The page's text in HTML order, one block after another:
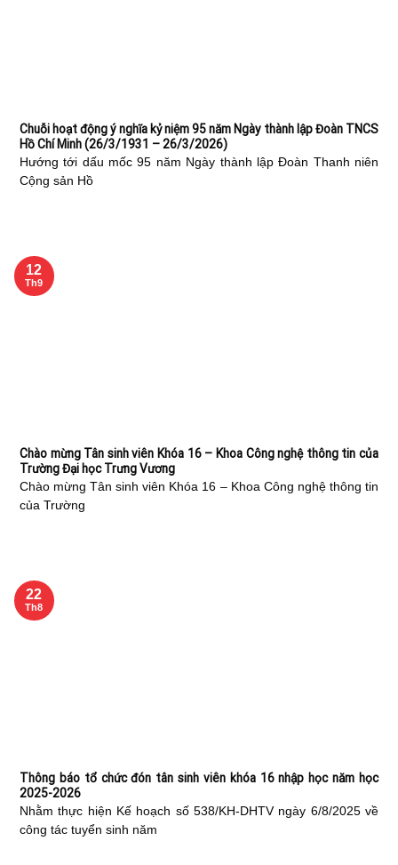
Chuỗi hoạt động ý nghĩa kỷ niệm 95 năm Ngày thành lập Đoàn TNCS
Hồ Chí Minh (26/3/1931 – 26/3/2026)
Hướng tới dấu mốc 95 năm Ngày thành lập Đoàn Thanh niên
Cộng sản Hồ
Chào mừng Tân sinh viên Khóa 16 – Khoa Công nghệ thông tin của
Trường Đại học Trưng Vương
Chào mừng Tân sinh viên Khóa 16 – Khoa Công nghệ thông tin
của Trường
12
Th9
Thông báo tổ chức đón tân sinh viên khóa 16 nhập học năm học
2025-2026
Nhằm thực hiện Kế hoạch số 538/KH-DHTV ngày 6/8/2025 về
công tác tuyển sinh năm
22
Th8